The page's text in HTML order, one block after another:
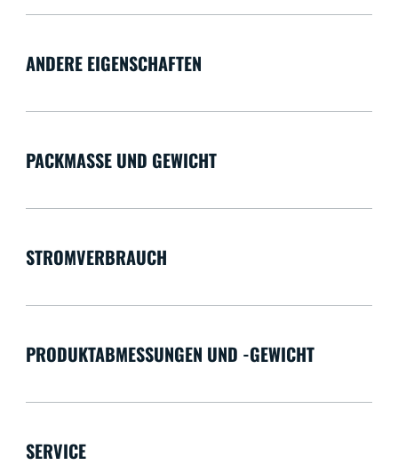
ANDERE EIGENSCHAFTEN
PACKMASSE UND GEWICHT
STROMVERBRAUCH
PRODUKTABMESSUNGEN UND -GEWICHT
SERVICE